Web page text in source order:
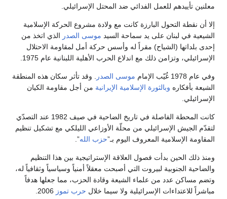
معلنين تأييدهم للعمل الفدائي ضد المحتل الإسرائيلي.
إلا أن نقطة التحول البارزة كانت مع ولادة مشروع الحركة الإسلامية
الشيعية في لبنان على يد سماحة السيد موسى الصدر الذي اتخذ من
إحدى بلداتها (الشياح) مقراً له وأسس حركة أمل لمقاومة الاحتلال
الإسرائيلي، وتزامن ذلك مع اندلاع الحرب الأهلية اللبنانية عام 1975.
وفي عام 1978 غُيّب الإمام موسى الصدر
. وقد تأثر سكان هذه المنطقة
الشيعة بأفكاره وبالثورة الإسلامية الإيرانية من أجل مقاومة الكيان
الإسرائيلي.
كانت المحطة الفاصلة في تاريخ الضاحية في صيف 1982 عند التصدّي
لتقدّم الجيش الإسرائيلي من محلّة الأوزاعي الليلكي مع تشكيل تنظيم
المقاومة الإسلامية المعروف اليوم بـ”حزب الله”.
ومنذ ذلك الحين بدأت فصول العلاقة الإستراتيجية بين هذا التنظيم
والضاحية الجنوبية لبيروت التي أصبحت معقلاً أمنياً وسياسياً وثقافياً له،
وتضم مساكن عدد من علماء الشيعة وقادة الحزب، مما جعلها هدفاً
مباشراً للاعتداءات الإسرائيلية ولا سيما خلال حرب تموز